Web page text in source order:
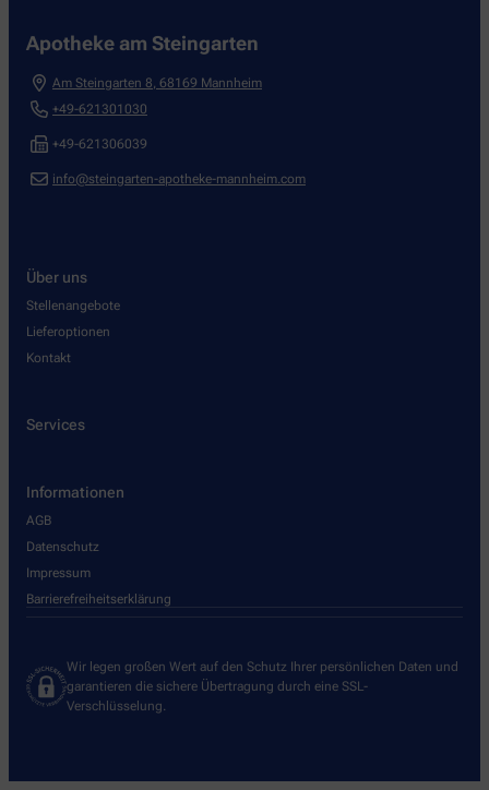
Apotheke am Steingarten
Am Steingarten 8, 68169 Mannheim
+49-621301030
+49-621306039
info@steingarten-apotheke-mannheim.com
Über uns
Stellenangebote
Lieferoptionen
Kontakt
Services
Informationen
AGB
Datenschutz
Impressum
Barrierefreiheitserklärung
Wir legen großen Wert auf den Schutz Ihrer persönlichen Daten und
garantieren die sichere Übertragung durch eine SSL-
Verschlüsselung.